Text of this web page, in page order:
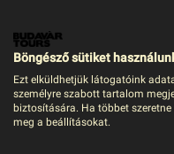
Párizs és
Böngésző sütiket
Ezt elküldhetjük látogatóink
személyre szabott tartalom
biztosítására. Ha többet
meg a beállításokat.